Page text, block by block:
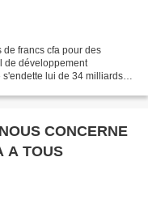
francs cfa pour des
de développement
lui de 34 milliards
CONCERNE
A TOUS